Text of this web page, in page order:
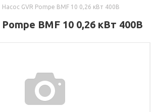
Насос GVR Pompe BMF 10 0,26 кВт 400В
Pompe BMF 10 0,26 кВт 400В